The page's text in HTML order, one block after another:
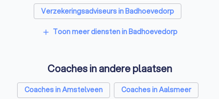
Verzekeringsadviseurs in Badhoevedorp
Financieel adviseurs in Badhoevedorp
Relatietherapeuten in Badhoevedorp
Psychologen in Badhoevedorp
add Toon meer diensten in Badhoevedorp
Coaches in andere plaatsen
Coaches in Amstelveen
Coaches in Aalsmeer